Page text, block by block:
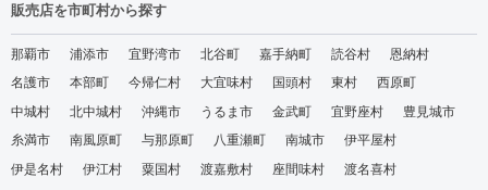
販売店を市町村から探す
那覇市 浦添市 宜野湾市 北谷町 嘉手納町 読谷村
恩納村
名護市
本部町 今帰仁村 大宜味村 国頭村 東村
西原町
中城村
北中城村 沖縄市 うるま市 金武町 宜野座村
豊見城市
糸満市
南風原町 与那原町 八重瀬町 南城市
伊平屋村
伊是名村
伊江村 粟国村 渡嘉敷村 座間味村
渡名喜村